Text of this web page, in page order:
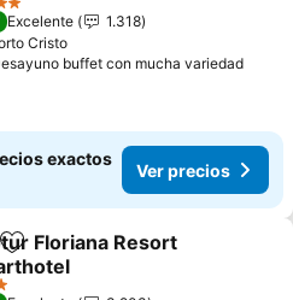
Excelente
1.318
Cristo
buffet con mucha variedad
exactos
Ver precios
Agregar a favoritos
Floriana Resort